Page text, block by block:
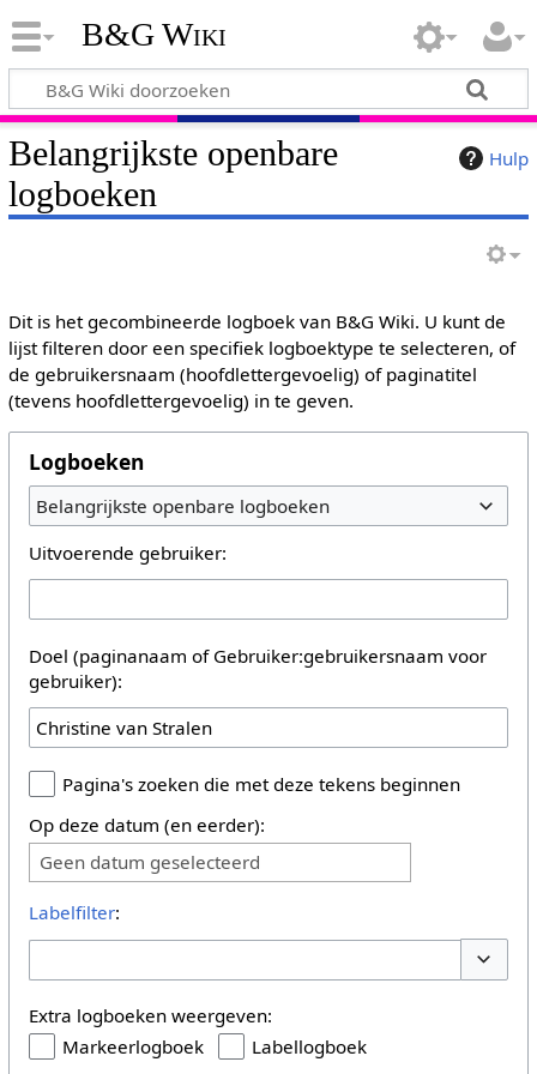
B&G Wiki
Hulp
Belangrijkste openbare
logboeken
Dit is het gecombineerde logboek van B&G Wiki. U kunt de
lijst filteren door een specifiek logboektype te selecteren, of
de gebruikersnaam (hoofdlettergevoelig) of paginatitel
(tevens hoofdlettergevoelig) in te geven.
Logboeken
Belangrijkste openbare logboeken
Uitvoerende gebruiker:
Doel (paginanaam of Gebruiker:gebruikersnaam voor
gebruiker):
Pagina's zoeken die met deze tekens beginnen
Op deze datum (en eerder):
Geen datum geselecteerd
Labelfilter:
Extra logboeken weergeven:
Markeerlogboek
Labellogboek